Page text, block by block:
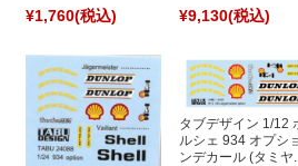
¥1,760(税込) ¥9,130(税込)
タブデザイン 1/12
ルシェ 934 オプシ
ンデカール (タミヤ